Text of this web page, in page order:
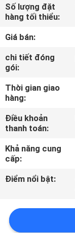
VỀ
CHÚNG
TÔI
THAM
QUAN
NHÀ
MÁY
KIỂM
SOÁT
LƯỢNG
Số lượng đặt
hàng tối thiểu:
Giá bán:
chi tiết đóng
gói:
Thời gian giao
hàng:
Điều khoản
thanh toán:
Khả năng cung
cấp:
Điểm nổi bật: